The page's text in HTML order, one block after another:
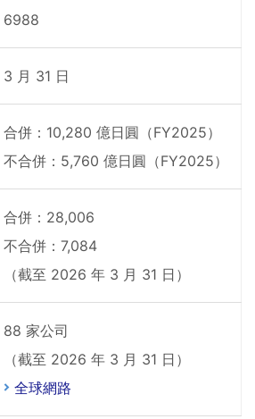
6988
3 月 31 日
合併：10,280 億日圓（FY2025）
不合併：5,760 億日圓（FY2025）
合併：28,006
不合併：7,084
（截至 2026 年 3 月 31 日）
88 家公司
（截至 2026 年 3 月 31 日）
全球網路